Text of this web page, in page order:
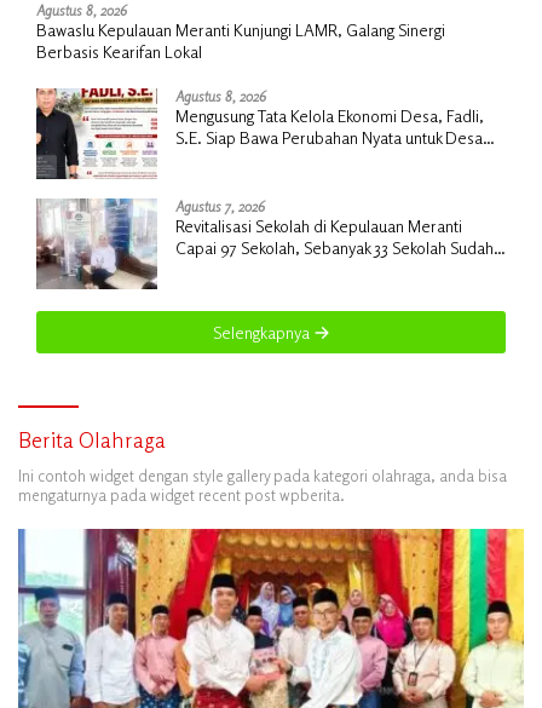
Agustus 8, 2026
Bawaslu Kepulauan Meranti Kunjungi LAMR, Galang Sinergi
Berbasis Kearifan Lokal
Agustus 8, 2026
Mengusung Tata Kelola Ekonomi Desa, Fadli,
S.E. Siap Bawa Perubahan Nyata untuk Desa
Agustus 7, 2026
Revitalisasi Sekolah di Kepulauan Meranti
Capai 97 Sekolah, Sebanyak 33 Sekolah Sudah
Selengkapnya
Berita Olahraga
Ini contoh widget dengan style gallery pada kategori olahraga, anda bisa
mengaturnya pada widget recent post wpberita.